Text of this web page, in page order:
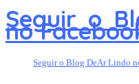
Seguir o
no
Seguir o Blog DeAr Lindo